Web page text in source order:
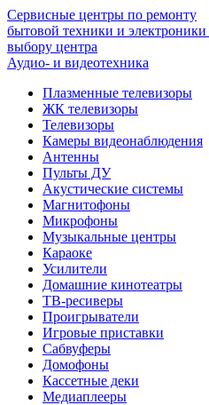
Сервисные центры по ремонту
бытовой техники и электроники
выбору центра
Аудио- и видеотехника
Плазменные телевизоры
ЖК телевизоры
Телевизоры
Камеры видеонаблюдения
Антенны
Пульты ДУ
Акустические системы
Магнитофоны
Микрофоны
Музыкальные центры
Караоке
Усилители
Домашние кинотеатры
ТВ-ресиверы
Проигрыватели
Игровые приставки
Сабвуферы
Домофоны
Кассетные деки
Медиаплееры